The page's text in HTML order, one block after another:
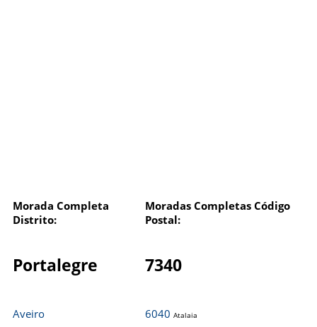
Morada Completa
Distrito:
Moradas Completas Código
Postal:
Portalegre 7340
Aveiro
6040 Atalaia